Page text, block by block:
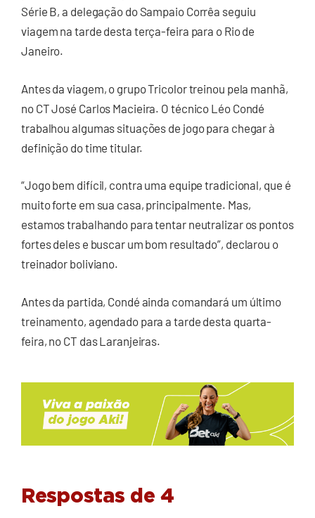
Série B, a delegação do Sampaio Corrêa seguiu
viagem na tarde desta terça-feira para o Rio de
Janeiro.
Antes da viagem, o grupo Tricolor treinou pela manhã,
no CT José Carlos Macieira. O técnico Léo Condé
trabalhou algumas situações de jogo para chegar à
definição do time titular.
“Jogo bem difícil, contra uma equipe tradicional, que é
muito forte em sua casa, principalmente. Mas,
estamos trabalhando para tentar neutralizar os pontos
fortes deles e buscar um bom resultado”, declarou o
treinador boliviano.
Antes da partida, Condé ainda comandará um último
treinamento, agendado para a tarde desta quarta-
feira, no CT das Laranjeiras.
Respostas de 4